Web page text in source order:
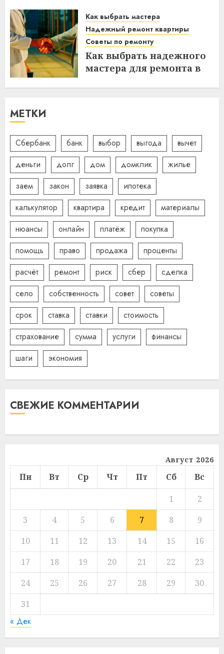
полезные советы и
хитрости
06.11.2025
Как выбрать мастера
Надежный ремонт квартиры
Советы по ремонту
Как выбрать надежного
мастера для ремонта в
МЕТКИ
Сбербанк банк выбор выгода
вычет
деньги
долг дом домклик
жилье
заем
закон заявка
ипотека
калькулятор
квартира кредит
материалы
нюансы
онлайн платёж
покупка
помощь
право продажа
проценты
расчёт
ремонт риск сбер
сделка
село
собственность совет
советы
срок
ставка ставки
стоимость
страхование
сумма услуги
финансы
шаги
экономия
СВЕЖИЕ КОММЕНТАРИИ
Август 2026
Пн Вт Ср Чт Пт Сб
Вс
1
2
3
4 5 6 7 8
9
10
11 12 13 14 15
16
17
18 19 20 21 22
23
24
25 26 27 28 29
30
31
« Дек